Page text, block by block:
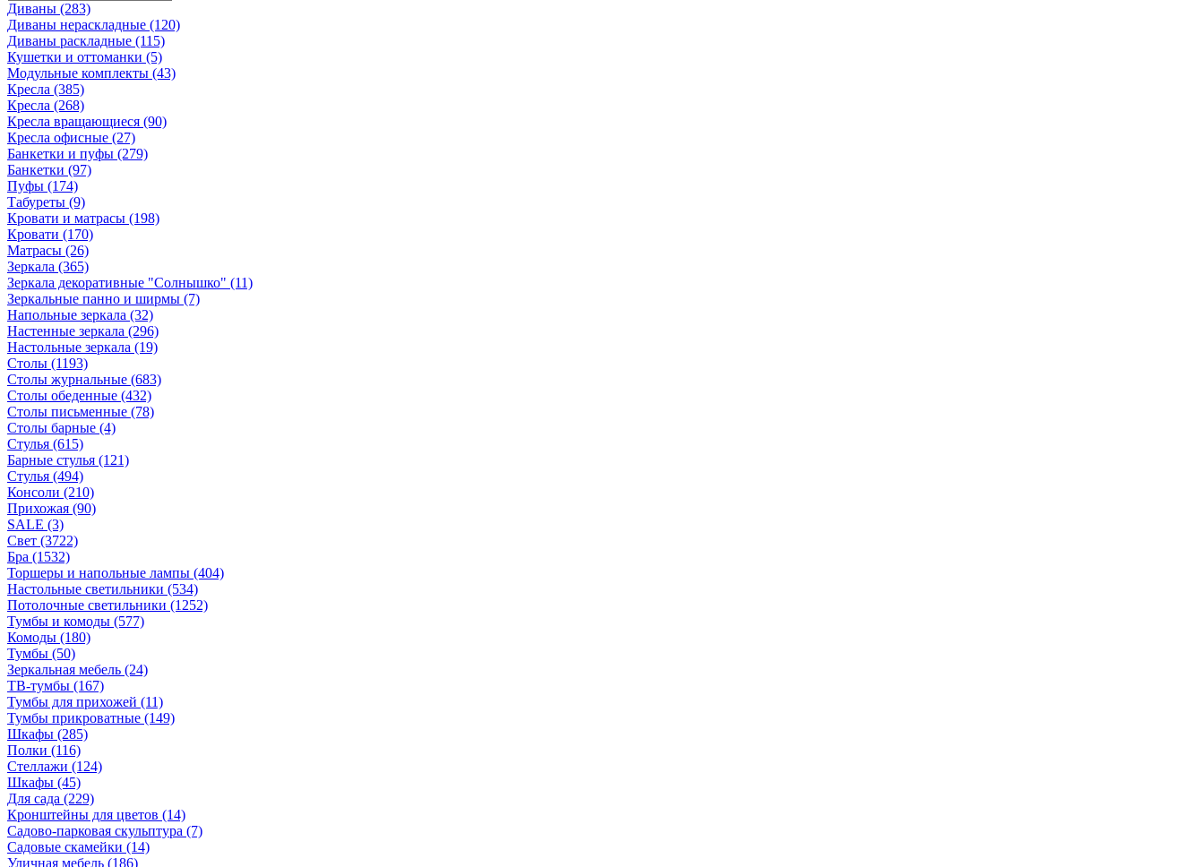
Диваны (283)
Диваны нераскладные (120)
Диваны раскладные (115)
Кушетки и оттоманки (5)
Модульные комплекты (43)
Кресла (385)
Кресла (268)
Кресла вращающиеся (90)
Кресла офисные (27)
Банкетки и пуфы (279)
Банкетки (97)
Пуфы (174)
Табуреты (9)
Кровати и матрасы (198)
Кровати (170)
Матрасы (26)
Зеркала (365)
Зеркала декоративные "Солнышко" (11)
Зеркальные панно и ширмы (7)
Напольные зеркала (32)
Настенные зеркала (296)
Настольные зеркала (19)
Столы (1193)
Столы журнальные (683)
Столы обеденные (432)
Столы письменные (78)
Столы барные (4)
Стулья (615)
Барные стулья (121)
Стулья (494)
Консоли (210)
Прихожая (90)
SALE (3)
Свет (3722)
Бра (1532)
Торшеры и напольные лампы (404)
Настольные светильники (534)
Потолочные светильники (1252)
Тумбы и комоды (577)
Комоды (180)
Тумбы (50)
Зеркальная мебель (24)
ТВ-тумбы (167)
Тумбы для прихожей (11)
Тумбы прикроватные (149)
Шкафы (285)
Полки (116)
Стеллажи (124)
Шкафы (45)
Для сада (229)
Кронштейны для цветов (14)
Садово-парковая скульптура (7)
Садовые скамейки (14)
Уличная мебель (186)